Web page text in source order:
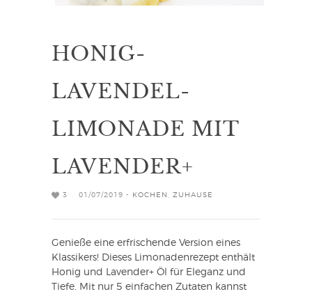
HONIG-
LAVENDEL-
LIMONADE MIT
LAVENDER+
3 01/07/2019 - KOCHEN ZUHAUSE
Genieße eine erfrischende Version eines
Klassikers! Dieses Limonadenrezept enthält
Honig und Lavender+ Öl für Eleganz und
Tiefe. Mit nur 5 einfachen Zutaten kannst